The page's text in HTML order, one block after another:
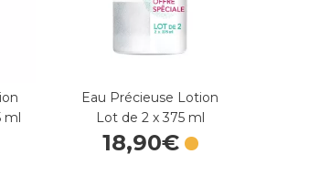
ml
Eau Précieuse Lotion
Lot de 2 x 375 ml
18,90€